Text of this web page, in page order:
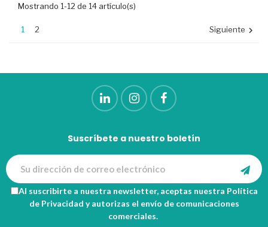
Mostrando 1-12 de 14 artículo(s)
1 2 Siguiente 
Suscríbete a nuestro boletín
Al suscribirte a nuestra newsletter, aceptas nuestra Política
de Privacidad y autorizas el envío de comunicaciones
comerciales.